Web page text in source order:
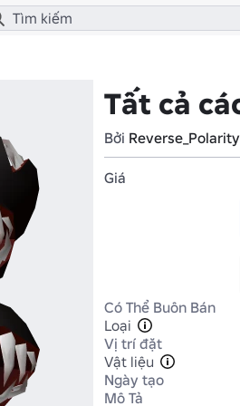
Tất cả
Bởi Reverse_Polarity
Giá
Có Thể Buôn Bán
Loại
Vị trí đặt
Vật liệu
Ngày tạo
Mô Tả